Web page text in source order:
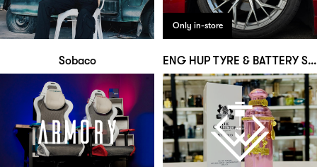
Sobaco
Only in-store
ENG HUP TYRE & BATTERY SERVICE